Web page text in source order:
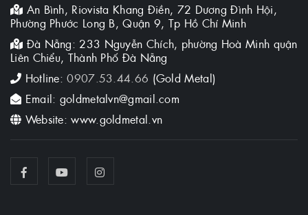
An Bình, Riovista Khang Điền, 72 Dương Đình Hội,
Phường Phước Long B, Quận 9, Tp Hồ Chí Minh
Đà Nẵng: 233 Nguyễn Chích, phường Hoà Minh quận
Liên Chiểu, Thành Phố Đà Nẵng
Hotline:0907.53.44.66 (Gold Metal)
Email: goldmetalvn@gmail.com
Website: www.goldmetal.vn